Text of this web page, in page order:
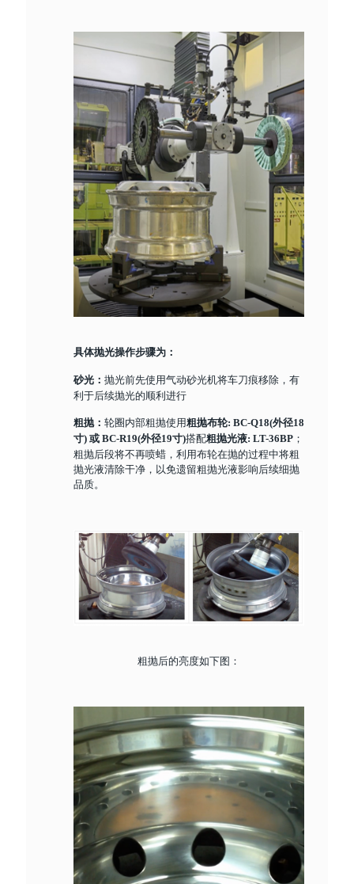
具体抛光操作步骤为：
砂光： 抛光前先使用气动砂光机将车刀痕移除，有
利于后续抛光的顺利进行
粗抛： 轮圈内部粗抛使用粗抛布轮: BC-Q18(外径18
寸) 或 BC-R19(外径19寸)搭配粗抛光液: LT-36BP ；
粗抛后段将不再喷蜡，利用布轮在抛的过程中将粗
抛光液清除干净，以免遗留粗抛光液影响后续细抛
品质。
粗抛后的亮度如下图：